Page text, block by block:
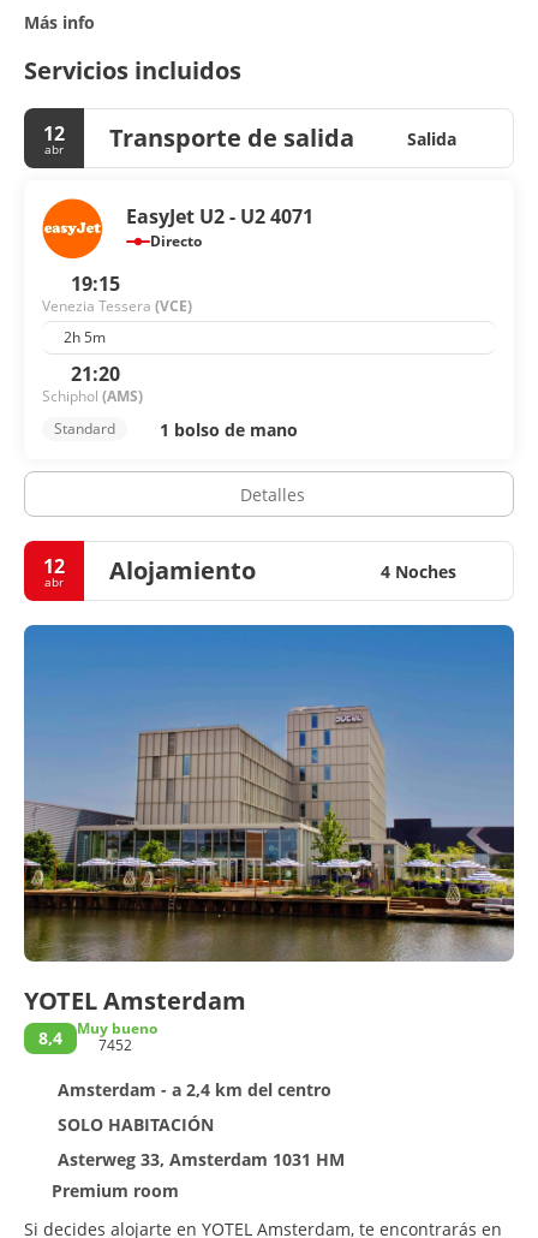
Más info
Servicios incluidos
12
abr Transporte de salida Salida
EasyJet U2 - U2 4071
Directo
19:15
Venezia Tessera (VCE)
2h 5m
21:20
Schiphol (AMS)
Standard
1 bolso de mano
Detalles
12
abr Alojamiento 4 Noches
YOTEL Amsterdam
8,4
Muy bueno
7452
Amsterdam - a 2,4 km del centro
SOLO HABITACIÓN
Asterweg 33, Amsterdam 1031 HM
Premium room
Si decides alojarte en YOTEL Amsterdam, te encontrarás en